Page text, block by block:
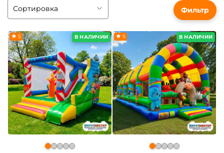
В НАЛИЧИИ
5 В НАЛИЧИИ
5
Фильтр